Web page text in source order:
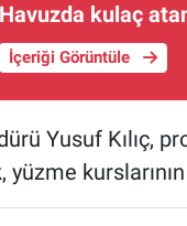
Havuzda kulaç
İçeriği Görüntüle
Yusuf Kılıç,